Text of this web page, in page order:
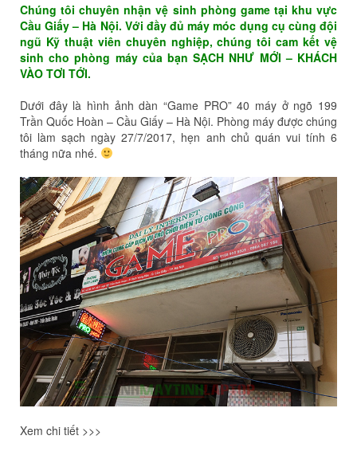
Chúng tôi chuyên nhận vệ sinh phòng game tại khu vực
Cầu Giấy – Hà Nội. Với đầy đủ máy móc dụng cụ cùng đội
ngũ Kỹ thuật viên chuyên nghiệp, chúng tôi cam kết vệ
sinh cho phòng máy của bạn SẠCH NHƯ MỚI – KHÁCH
VÀO TƠI TỚI.
Dưới đây là hình ảnh dàn “Game PRO” 40 máy ở ngõ 199
Trần Quốc Hoàn – Cầu Giấy – Hà Nội. Phòng máy được chúng
tôi làm sạch ngày 27/7/2017, hẹn anh chủ quán vui tính 6
tháng nữa nhé.
Xem chi tiết >>>